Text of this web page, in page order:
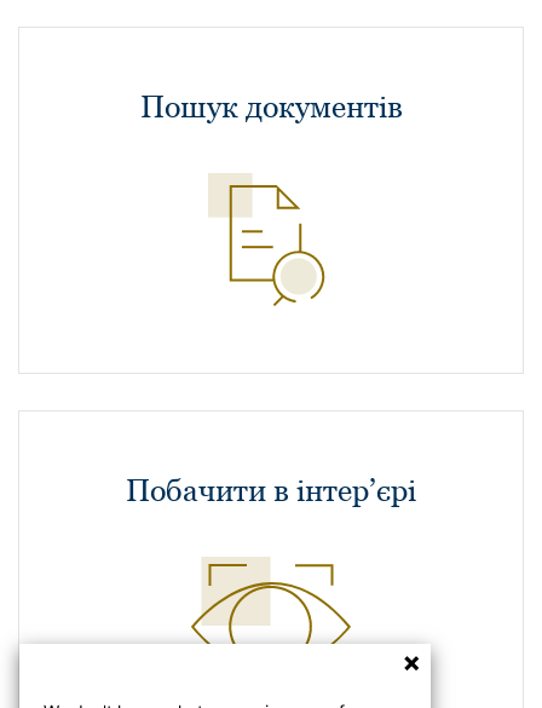
Пошук документів
Побачити в інтер’єрі